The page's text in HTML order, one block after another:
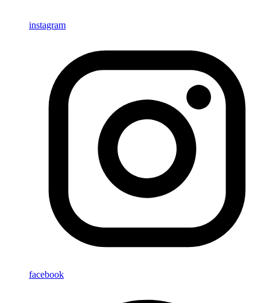
instagram
facebook